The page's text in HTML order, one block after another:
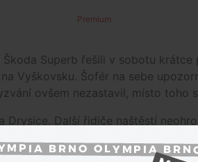
Premium
Superb řešili v sobotu krátce
Vyškovsku. Šofér na sebe
ovšem nezastavil, místo toho
Drysice. Další řidiče naštěstí
mimořádně nebezpečné.
nemohli předjet, a